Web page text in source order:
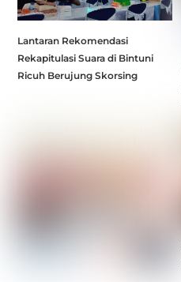
Lantaran Rekomendasi
Rekapitulasi Suara di Bintuni
Ricuh Berujung Skorsing